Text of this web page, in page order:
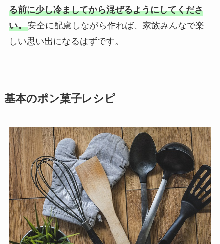
る前に少し冷ましてから混ぜるようにしてくださ
い。安全に配慮しながら作れば、家族みんなで楽
しい思い出になるはずです。
基本のポン菓子レシピ